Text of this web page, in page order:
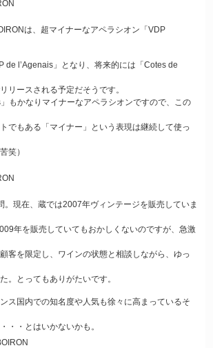
は、超マイナーなアペラシオン「VDP
de l’Agenais」となり、将来的には「Cotes de
リースされる予定だそうです。
もかなりマイナーなアペラシオンですので、この
でもある「マイナー」という表現は継続して使っ
笑）
。現在、蔵では2007年ヴィンテージを販売していま
年を販売していてもおかしくないのですが、急激
客を限定し、ワインの状態と相談しながら、ゆっ
。とってもありがたいです。
ス国内での知名度や人気も徐々に高まっているそ
・・とはいかないかも。